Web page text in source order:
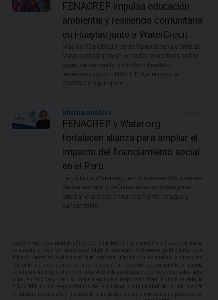
FENACREP impulsa educación
ambiental y resiliencia comunitaria
en Huaylas junto a WaterCredit
Más de 90 pobladores de Pampacocha y Cruz de
Mayo participaron en jornadas educativas sobre
agua, saneamiento y cambio climático
impulsadas por FENACREP, Water.org y la
COOPAC Chiquinquirá.
Internacionales
FENACREP y Water.org
fortalecen alianza para ampliar el
impacto del financiamiento social
en el Perú
La visita de Water.org permitió revisar los avances
de WaterCredit y definir nuevas acciones para
ampliar el acceso a financiamiento de agua y
saneamiento.
La COOPAC, en calidad de afiliado de la FENACREP, se encuentra utilizando de forma
voluntaria y bajo su responsabilidad la presente plataforma publicitaria para
difundir material audiovisual que contiene información asociativa y financiera
referente de sus activades ante terceros. El usuario es consciente y acepta
voluntariamente que el uso del sitio web y de cualesquiera de sus contenidos tiene
lugar, en todo caso, bajo su única y exclusiva responsabilidad. En este sentido, la
FENACREP no se responsabiliza de la utilidad o infalibilidad de la información
brindada en esta plataforma para la toma de decisiones en el campo empresarial, de